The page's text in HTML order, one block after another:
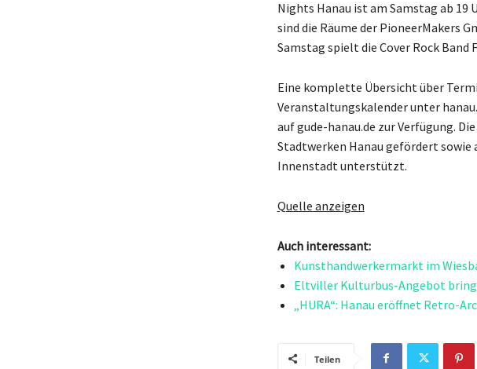
Nights Hanau ist am Samstag ab
sind die Räume der PioneerMakers
Samstag spielt die Cover Rock Band
Eine komplette Übersicht über
Veranstaltungskalender unter
auf gude-hanau.de zur Verfügung.
Stadtwerken Hanau gefördert sowie
Innenstadt unterstützt.
Quelle anzeigen
Auch interessant:
Kunsthandwerkermarkt im
Eltviller Kulturbus-Angebot
„HURA“: Hanau eröffnet Retro-
Teilen